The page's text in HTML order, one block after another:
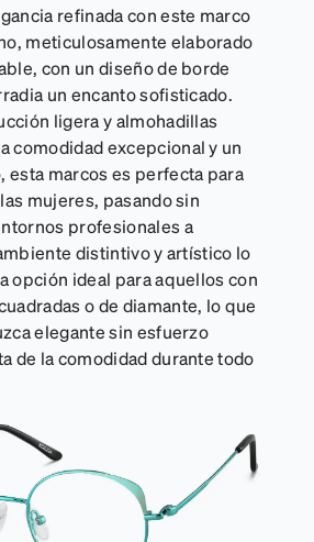
refinada con este marco
meticulosamente elaborado
con un diseño de borde
un encanto sofisticado.
ligera y almohadillas
comodidad excepcional y un
esta marcos es perfecta para
mujeres, pasando sin
profesionales a
distintivo y artístico lo
opción ideal para aquellos con
o de diamante, lo que
elegante sin esfuerzo
de la comodidad durante todo